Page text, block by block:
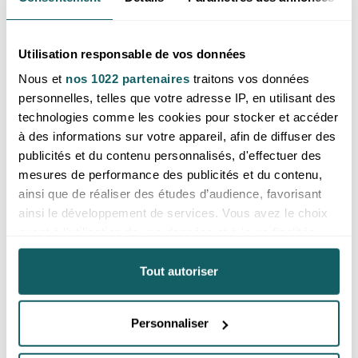
Utilisation responsable de vos données
Nous et nos 1022 partenaires traitons vos données
personnelles, telles que votre adresse IP, en utilisant des
technologies comme les cookies pour stocker et accéder
à des informations sur votre appareil, afin de diffuser des
publicités et du contenu personnalisés, d'effectuer des
mesures de performance des publicités et du contenu,
ainsi que de réaliser des études d’audience, favorisant
ainsi le développement de services. Vous avez le choix
Vous pouvez modifier ou retirer votre consentement à
tout moment en consultant la Déclaration relative aux
cookies ou en cliquant sur l'icône de confidentialité.
Si vous le permettez, nous aimerions également :
Collecter des informations sur votre localisation
Tout autoriser
Personnaliser
Galet forme coeur obsidienne
oeil céleste AA 60 à 70mm (1
pièce)
Prix reservé aux professionnels,
Galet forme coeur obsidienne
oeil céleste AA 70 à 80mm (1
pièce)
Prix reservé aux professionnels,